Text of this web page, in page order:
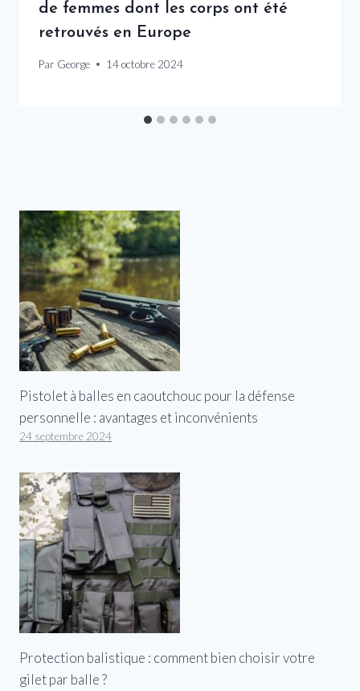
de femmes dont les corps ont été
retrouvés en Europe
Par George 14 octobre 2024
Pistolet à balles en caoutchouc pour la défense
personnelle : avantages et inconvénients
24 septembre 2024
Protection balistique : comment bien choisir votre
gilet par balle ?